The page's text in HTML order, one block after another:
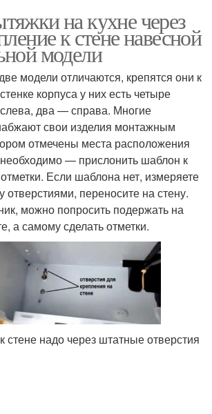
на кухне через
к стене навесной
модели
модели отличаются, крепятся они к
корпуса у них есть четыре
два — справа. Многие
свои изделия монтажным
отмечены места расположения
— прислонить шаблон к
Если шаблона нет, измеряете
отверстиями, переносите на стену.
можно попросить подержать на
а самому сделать отметки.
стене надо через штатные отверстия